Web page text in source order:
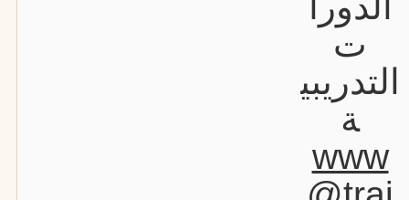
ت
التدريبي
ة
www